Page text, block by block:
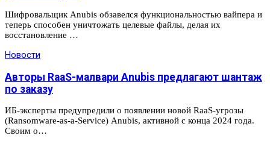
Шифровальщик Anubis обзавелся функциональностью вайпера и
теперь способен уничтожать целевые файлы, делая их
восстановление …
Новости
Авторы RaaS-малвари Anubis предлагают шантаж
по заказу
ИБ-эксперты предупредили о появлении новой RaaS-угрозы
(Ransomware-as-a-Service) Anubis, активной с конца 2024 года.
Своим о…